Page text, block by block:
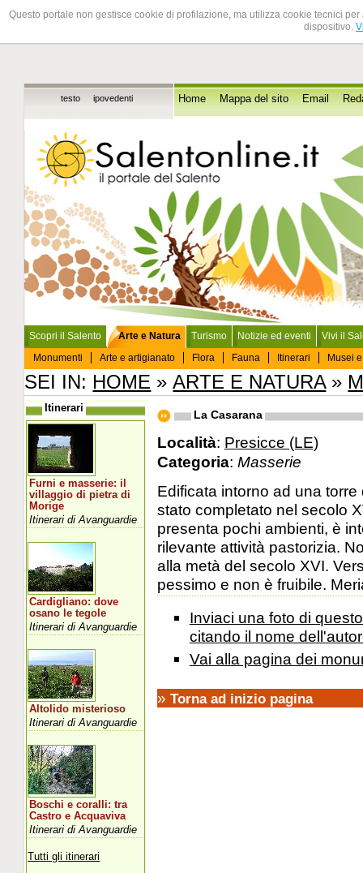
Questo portale non gestisce cookie di profilazione, ma utilizza cookie tecnici
dispositivo.
testo ipovedenti Home Mappa del sito Email
Scopri il Salento
Arte e Natura
Monumenti
Arte e artigianato Flora Fauna Itinerari Musei
Turismo Notizie ed eventi Vivi il
SEI IN: HOME »ARTE E NATURA»
La Casarana
Località: Presicce (LE)
Categoria: Masserie
Edificata intorno ad una
stato completato nel secolo
presenta pochi ambienti, è
rilevante attività pastorizia.
alla metà del secolo XVI.
pessimo e non è fruibile.
Inviaci una foto di
citando il nome
Vai alla pagina dei
» Torna ad inizio pagina
Itinerari
Furni e masserie: il
villaggio di pietra di
Morige
Itinerari di Avanguardie
Cardigliano: dove
osano le tegole
Itinerari di Avanguardie
Altolido misterioso
Itinerari di Avanguardie
Boschi e coralli: tra
Castro e Acquaviva
Itinerari di Avanguardie
Tutti gli itinerari